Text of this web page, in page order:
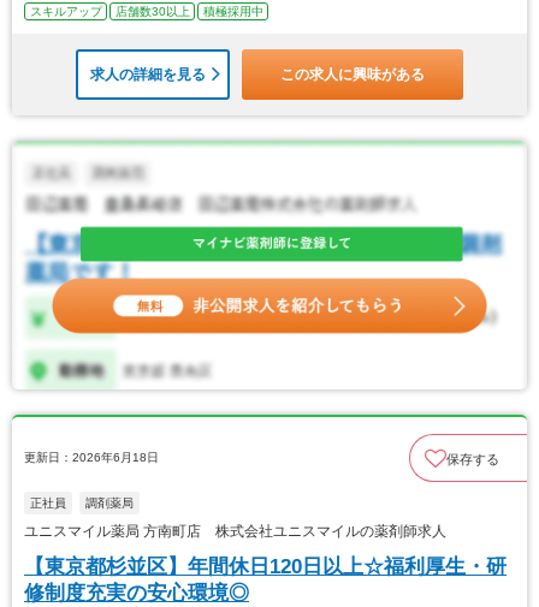
スキルアップ
店舗数30以上 積極採用中
求人の詳細を見る この求人に興味がある
更新日：2026年6月18日 保存する
正社員 調剤薬局
ユニスマイル薬局 方南町店 株式会社ユニスマイルの薬剤師求人
【東京都杉並区】年間休日120日以上☆福利厚生・研
修制度充実の安心環境◎